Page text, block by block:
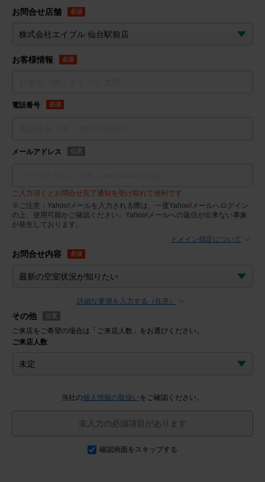
お問合せ店舗 必須
お客様情報 必須
電話番号 必須
メールアドレス 任意
ご入力頂くとお問合せ完了通知を受け取れて便利です
※ご注意：Yahoo!メールを入力される際は、一度Yahoo!メールへログイン
の上、使用可能かご確認ください。Yahoo!メールへの返信が出来ない事象
が発生しております。
ドメイン指定について
お問合せ内容 必須
詳細な要望を入力する（任意）
その他 任意
ご来店をご希望の場合は「ご来店人数」をお選びください。
ご来店人数
当社の個人情報の取扱い をご確認ください。
未入力の必須項目があります
確認画面をスキップする